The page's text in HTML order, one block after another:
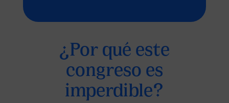
¿Por qué este
congreso es
imperdible?